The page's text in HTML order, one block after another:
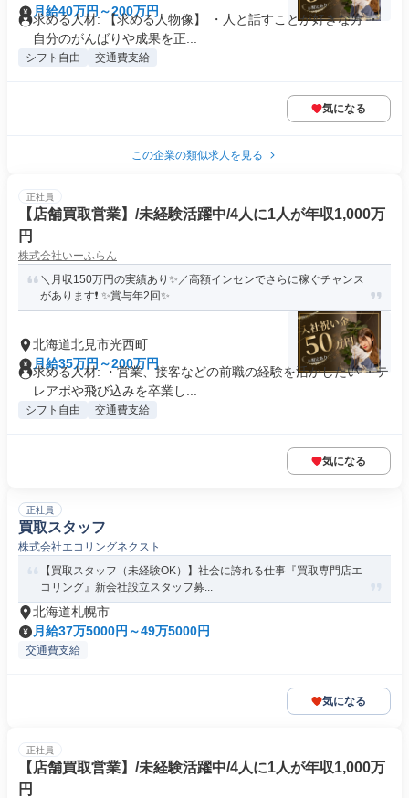
月給40万円～200万円
求める人材: 【求める人物像】 ・人と話すことが好きな方 ・
自分のがんばりや成果を正...
シフト自由 交通費支給
気になる
この企業の類似求人を見る
正社員
【店舗買取営業】/未経験活躍中/4人に1人が年収1,000万
円
株式会社いーふらん
＼月収150万円の実績あり✨／高額インセンでさらに稼ぐチャンス
があります❗ ✨賞与年2回✨...
北海道北見市光西町
月給35万円～200万円
求める人材: ・営業、接客などの前職の経験を活かしたい ・テ
レアポや飛び込みを卒業し...
シフト自由 交通費支給
気になる
正社員
買取スタッフ
株式会社エコリングネクスト
【買取スタッフ（未経験OK）】社会に誇れる仕事『買取専門店エ
コリング』新会社設立スタッフ募...
北海道札幌市
月給37万5000円～49万5000円
交通費支給
気になる
正社員
【店舗買取営業】/未経験活躍中/4人に1人が年収1,000万
円